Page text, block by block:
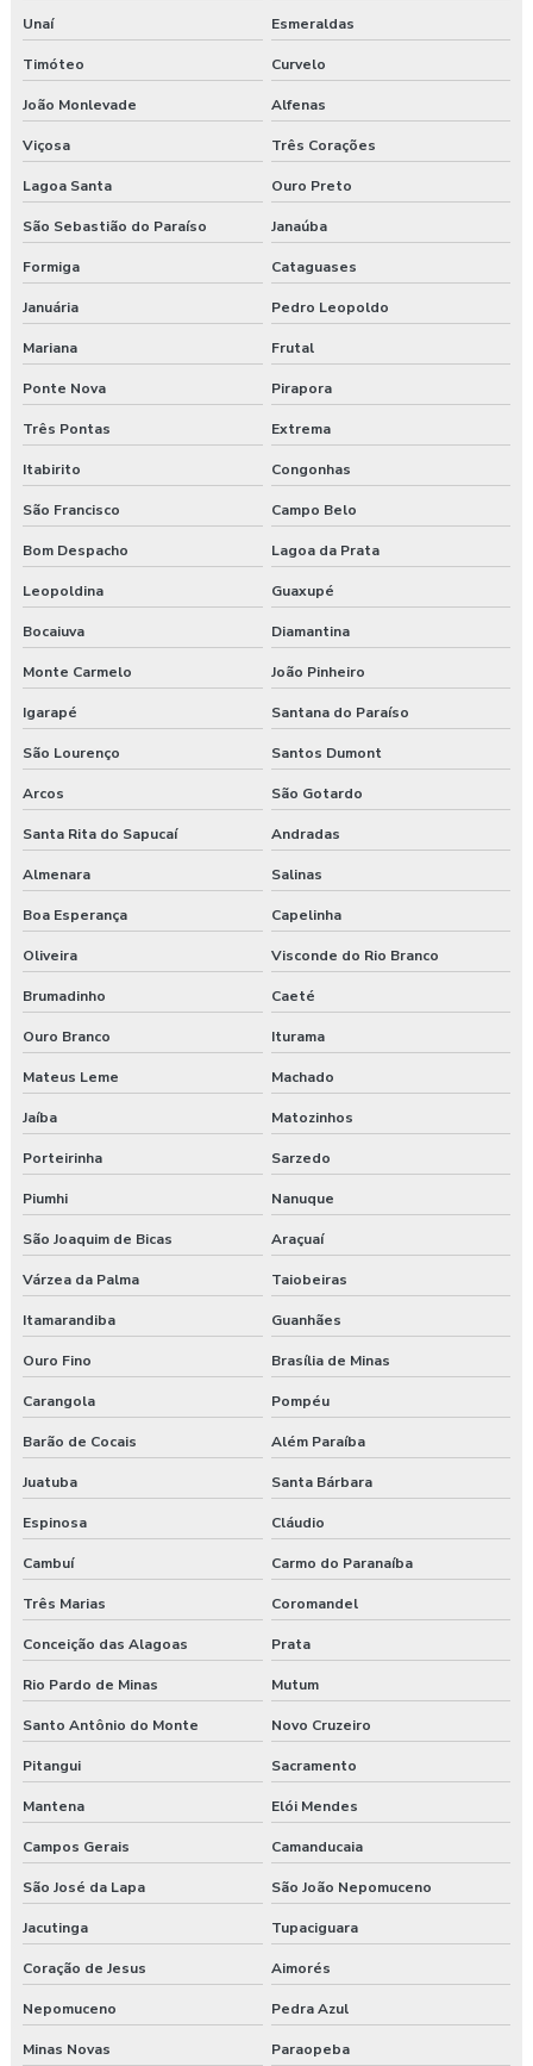
Unaí Esmeraldas
Timóteo Curvelo
João Monlevade Alfenas
Viçosa Três Corações
Lagoa Santa Ouro Preto
São Sebastião do Paraíso Janaúba
Formiga Cataguases
Januária Pedro Leopoldo
Mariana Frutal
Ponte Nova Pirapora
Três Pontas Extrema
Itabirito Congonhas
São Francisco Campo Belo
Bom Despacho Lagoa da Prata
Leopoldina Guaxupé
Bocaiuva Diamantina
Monte Carmelo João Pinheiro
Igarapé Santana do Paraíso
São Lourenço Santos Dumont
Arcos São Gotardo
Santa Rita do Sapucaí Andradas
Almenara Salinas
Boa Esperança Capelinha
Oliveira Visconde do Rio Branco
Brumadinho Caeté
Ouro Branco Iturama
Mateus Leme Machado
Jaíba Matozinhos
Porteirinha Sarzedo
Piumhi Nanuque
São Joaquim de Bicas Araçuaí
Várzea da Palma Taiobeiras
Itamarandiba Guanhães
Ouro Fino Brasília de Minas
Carangola Pompéu
Barão de Cocais Além Paraíba
Juatuba Santa Bárbara
Espinosa Cláudio
Cambuí Carmo do Paranaíba
Três Marias Coromandel
Conceição das Alagoas Prata
Rio Pardo de Minas Mutum
Santo Antônio do Monte Novo Cruzeiro
Pitangui Sacramento
Mantena Elói Mendes
Campos Gerais Camanducaia
São José da Lapa São João Nepomuceno
Jacutinga Tupaciguara
Coração de Jesus Aimorés
Nepomuceno Pedra Azul
Minas Novas Paraopeba